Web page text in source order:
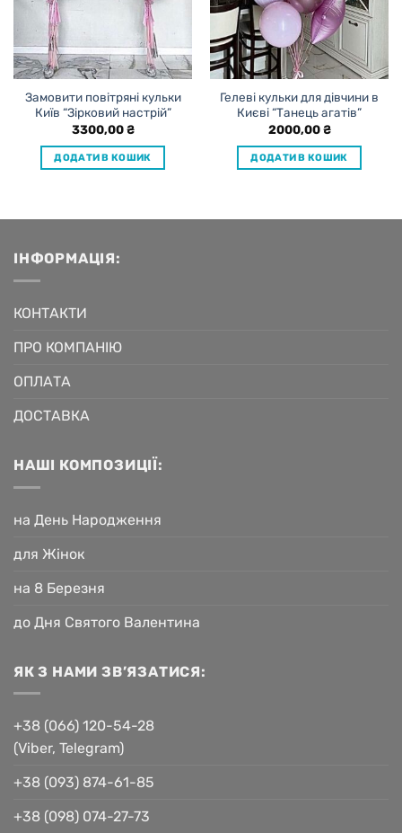
Замовити повітряні кульки
Київ “Зірковий настрій”
3300,00₴
ДОДАТИ В КОШИК
Гелеві кульки для дівчини в
Києві “Танець агатів”
2000,00₴
ДОДАТИ В КОШИК
ІНФОРМАЦІЯ:
КОНТАКТИ
ПРО КОМПАНІЮ
ОПЛАТА
ДОСТАВКА
НАШІ КОМПОЗИЦІЇ:
на День Народження
для Жінок
на 8 Березня
до Дня Святого Валентина
ЯК З НАМИ ЗВ’ЯЗАТИСЯ:
+38 (066) 120-54-28
(Viber, Telegram)
+38 (093) 874-61-85
+38 (098) 074-27-73